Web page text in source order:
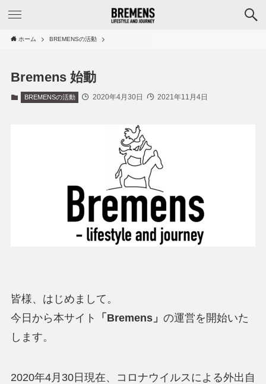
ホーム BREMENSの活動
Bremens 始動
BREMENSの活動 2020年4月30日 2021年11月4日
皆様、はじめまして。
今日から本サイト
「Bremens」 の運営を開始いた
します。
2020年4月30日現在、コロナウイルスによる外出自